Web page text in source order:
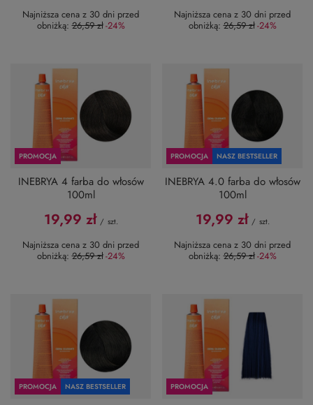
Najniższa cena z 30 dni przed
obniżką:26,59 zł-24%
Najniższa cena z 30 dni przed
obniżką:26,59 zł-24%
PROMOCJA
INEBRYA 4 farba do włosów
100ml
19,99 zł / szt.
Najniższa cena z 30 dni przed
obniżką:26,59 zł-24%
PROMOCJA NASZ BESTSELLER
INEBRYA 4.0 farba do włosów
100ml
19,99 zł / szt.
Najniższa cena z 30 dni przed
obniżką:26,59 zł-24%
PROMOCJA NASZ BESTSELLER PROMOCJA